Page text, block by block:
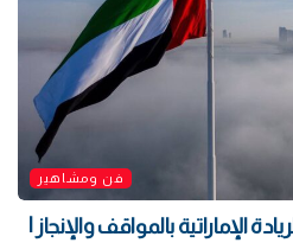
فن ومشاهير
الإماراتية بالمواقف والإنجاز |